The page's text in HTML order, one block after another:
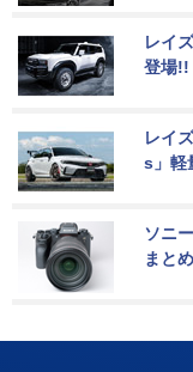
レイ
登場!!
レイ
s」軽
ソニ
まとめ